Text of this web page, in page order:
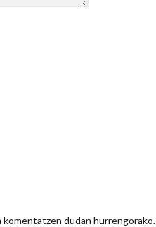
komentatzen dudan hurrengorako.